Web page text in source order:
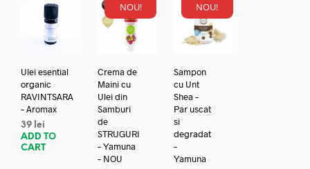
Ulei esential
organic
RAVINTSARA
– Aromax
39 lei
ADD TO
CART
NOU!
Crema de
Maini cu
Ulei din
Samburi
de
STRUGURI
– Yamuna
– NOU
NOU!
Sampon
cu Unt
Shea –
Par uscat
si
degradat
–
Yamuna